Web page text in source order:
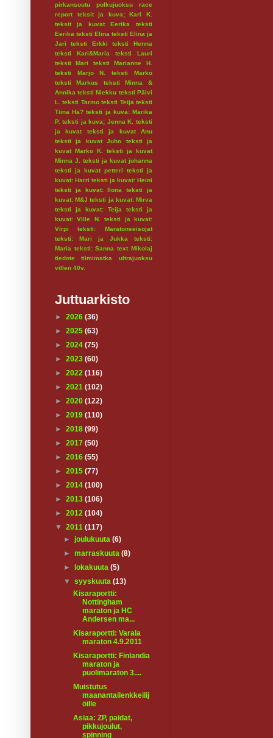
pirkansoutu polkujuoksu
race
report
teksit ja kuva; Kari K.
teksit ja kuvat Eerika
teksti
Eerika teksti Elina teksti Elina ja
Jari
teksti Erkki
teksti Henna
teksti Kari&Maria
teksti Lauri
teksti Mari
teksti Marianne H.
teksti Marjo N.
teksti Marko
teksti Markus
teksti Minna &
Annika teksti Niekku teksti Päivi
L.
teksti Tarmo teksti Teija teksti
Tiina Hä? teksti ja kuva: Marika
P. teksti ja kuva; Jenna K.
teksti
ja kuvat
teksti ja kuvat Anu
teksti ja kuvat Juho
teksti ja
kuvat Marko K.
teksti ja kuvat
Minna J.
teksti ja kuvat johanna
teksti ja kuvat petteri
teksti ja
kuvat: Harri teksti ja kuvat: Heini
teksti ja kuvat: Ilona
teksti ja
kuvat: M&J teksti ja kuvat: Mirva
teksti ja kuvat: Teija
teksti ja
kuvat: Ville N.
teksti ja kuvat:
Virpi
teksti: Maratonseisojat
teksti: Mari ja Jukka
teksti:
Maria teksti: Sanna text Mikolaj
tiedote
tiimimatka
ultrajuoksu
villen 40v.
Juttuarkisto
► 2026 (36)
► 2025 (63)
► 2024 (75)
► 2023 (60)
► 2022 (116)
► 2021 (102)
► 2020 (122)
► 2019 (110)
► 2018 (99)
► 2017 (50)
► 2016 (55)
► 2015 (77)
► 2014 (100)
► 2013 (106)
► 2012 (104)
▼ 2011 (117)
►joulukuuta(6)
►marraskuuta(8)
►
lokakuuta(5)
▼syyskuuta(13)
Kisaraportti:
Nottingham
maraton ja HC
Andersen ma...
Kisaraportti: Varala
maraton 4.9.2011
Kisaraportti: Finlandia
maraton ja
puolimaraton 3....
Muistutus
maanantailenkkeilij
öille
Asiaa: ZP, paidat,
pikkujoulut,
spinning